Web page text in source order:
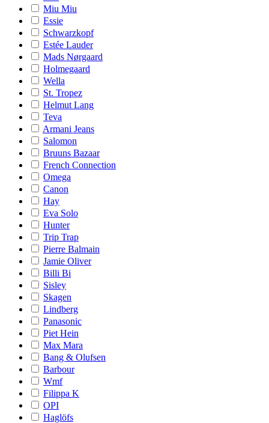
Miu Miu
Essie
Schwarzkopf
Estée Lauder
Mads Nørgaard
Holmegaard
Wella
St. Tropez
Helmut Lang
Teva
Armani Jeans
Salomon
Bruuns Bazaar
French Connection
Omega
Canon
Hay
Eva Solo
Hunter
Trip Trap
Pierre Balmain
Jamie Oliver
Billi Bi
Sisley
Skagen
Lindberg
Panasonic
Piet Hein
Max Mara
Bang & Olufsen
Barbour
Wmf
Filippa K
OPI
Haglöfs